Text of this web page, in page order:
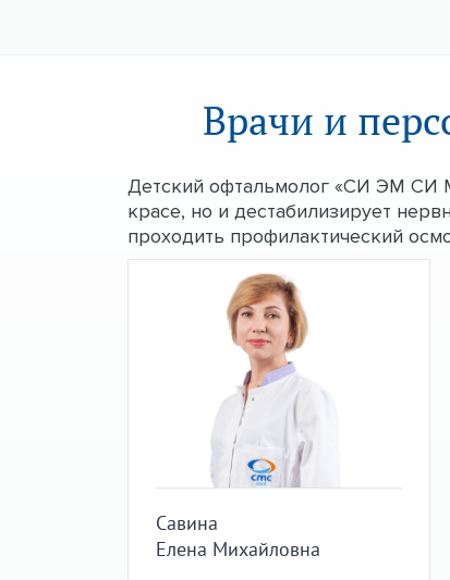
Врачи и
Детский офтальмолог «СИ ЭМ СИ
красе, но и дестабилизирует
проходить профилактический
Савина
Елена Михайловна